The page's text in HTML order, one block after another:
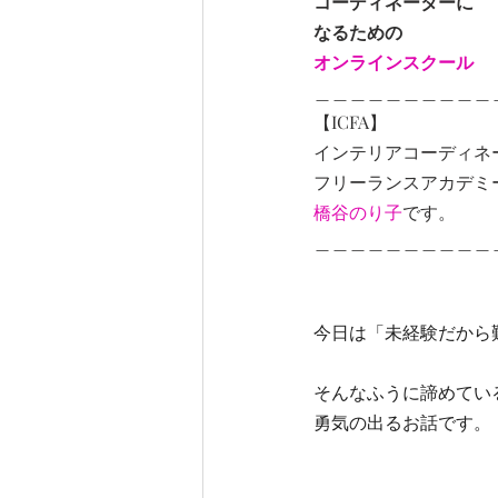
なるための
オンラインスクール
【ICFA】
インテリアコーディネ
フリーランスアカデミ
橋谷のり子です。
今日は「未経験だから
そんなふうに諦めてい
勇気の出るお話です。